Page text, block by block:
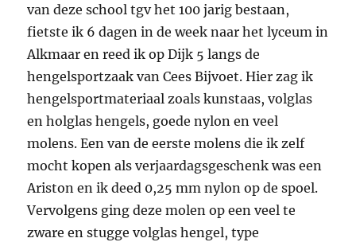
van deze school tgv het 100 jarig bestaan,
fietste ik 6 dagen in de week naar het lyceum in
Alkmaar en reed ik op Dijk 5 langs de
hengelsportzaak van Cees Bijvoet. Hier zag ik
hengelsportmateriaal zoals kunstaas, volglas
en holglas hengels, goede nylon en veel
molens. Een van de eerste molens die ik zelf
mocht kopen als verjaardagsgeschenk was een
Ariston en ik deed 0,25 mm nylon op de spoel.
Vervolgens ging deze molen op een veel te
zware en stugge volglas hengel, type